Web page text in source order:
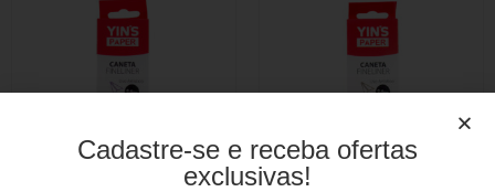
Cadastre-se e receba ofertas
exclusivas!